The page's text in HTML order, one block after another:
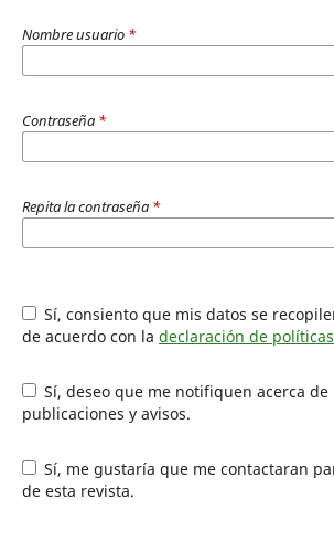
Nombre usuario *
Contraseña *
Repita la contraseña *
Sí, consiento que mis datos se recopilen y se almacenen
de acuerdo con la declaración de políticas
Sí, deseo que me notifiquen acerca de nuevas
publicaciones y avisos.
Sí, me gustaría que me contactaran para revisar artículos
de esta revista.